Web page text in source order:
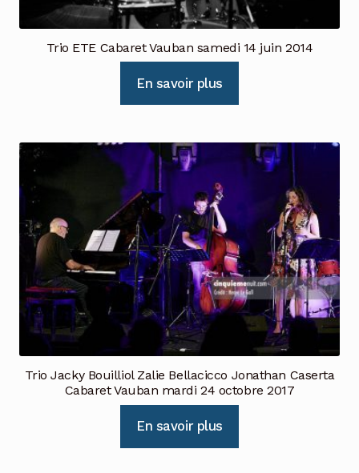
Trio ETE Cabaret Vauban samedi 14 juin 2014
En savoir plus
Trio Jacky Bouilliol Zalie Bellacicco Jonathan Caserta
Cabaret Vauban mardi 24 octobre 2017
En savoir plus